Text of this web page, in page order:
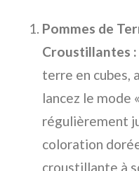
Pommes de
Croustillantes :
terre en cubes,
lancez le mode
régulièrement
coloration
croustillante à